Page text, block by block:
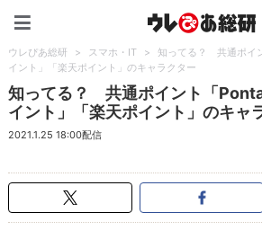
ウレぴあ総研 > スマホ・IT >
知ってる？ 共通ポイ
イント」「楽天ポイント」のキャラクター
知ってる？ 共通ポイント「
イント」「楽天ポイント」のキャ
2021.1.25 18:00配信